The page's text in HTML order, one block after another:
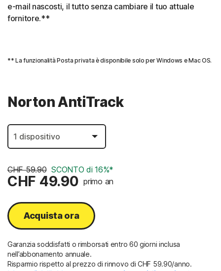
e-mail nascosti, il tutto senza cambiare il tuo attuale
fornitore.**
** La funzionalità Posta privata è disponibile solo per Windows e Mac OS.
Norton AntiTrack
CHF 59.90 SCONTO di 16%*
CHF 49.90 primo an
Acquista ora
Garanzia soddisfatti o rimborsati entro 60 giorni inclusa
nell’abbonamento annuale.
Risparmio rispetto al prezzo di rinnovo di CHF 59.90/anno.